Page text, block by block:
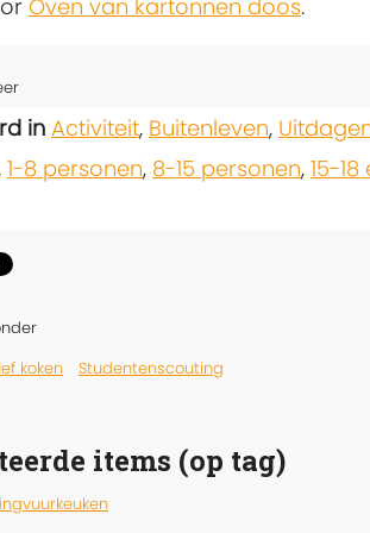
Oven van kartonnen doos.
inActiviteit, Buitenleven,
1-8 personen, 8-15 personen, 15-
koken
Studentenscouting
items (op tag)